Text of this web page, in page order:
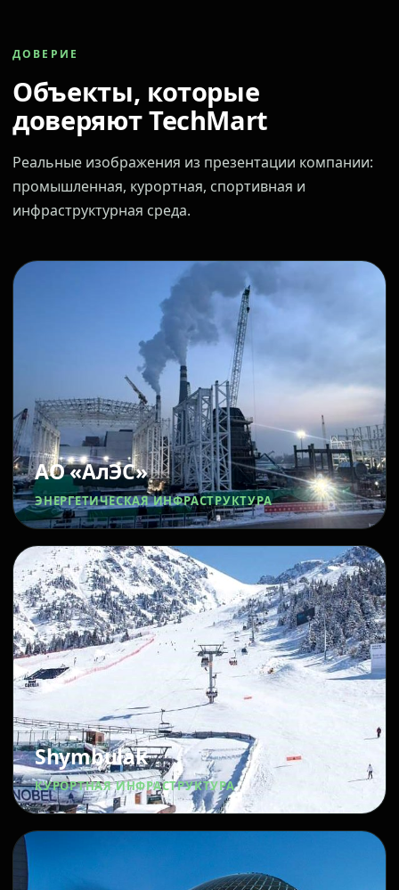
ДОВЕРИЕ
Объекты, которые
доверяют TechMart
Реальные изображения из презентации компании:
промышленная, курортная, спортивная и
инфраструктурная среда.
АО «АлЭС»
ЭНЕРГЕТИЧЕСКАЯ ИНФРАСТРУКТУРА
Shymbulak
КУРОРТНАЯ ИНФРАСТРУКТУРА